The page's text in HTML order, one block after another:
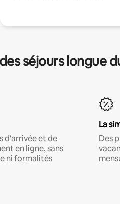
séjours longue
d'arrivée et de
en ligne, sans
ni formalités
La
Des